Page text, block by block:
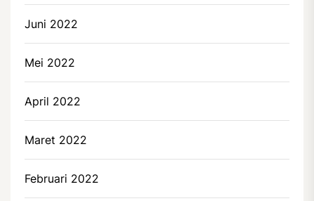
Juni 2022
Mei 2022
April 2022
Maret 2022
Februari 2022